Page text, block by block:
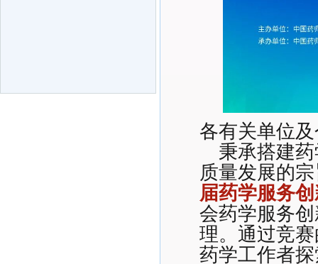
各有关单位
秉承搭建
质量发展的
届药学服务
会药学服务
理。通过竞
药学工作者